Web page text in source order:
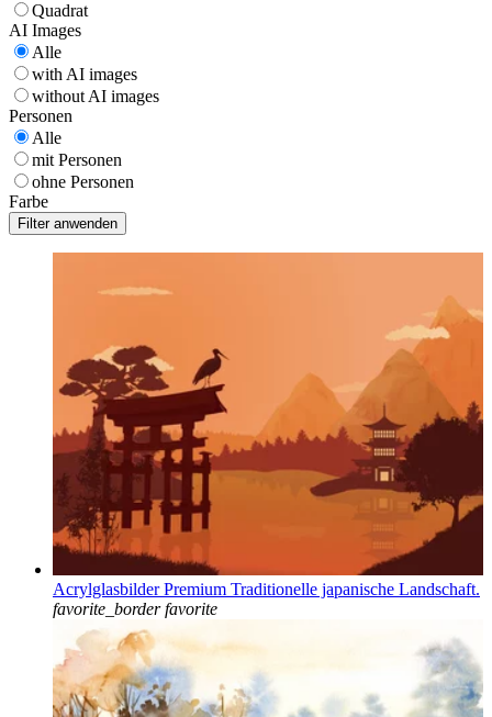
Quadrat
AI Images
Alle
with AI images
without AI images
Personen
Alle
mit Personen
ohne Personen
Farbe
Acrylglasbilder Premium Traditionelle japanische Landschaft.
favorite_border favorite